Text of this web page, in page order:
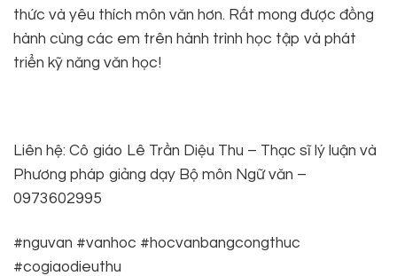
thức và yêu thích môn văn hơn. Rất mong được đồng
hành cùng các em trên hành trình học tập và phát
triển kỹ năng văn học!
Liên hệ: Cô giáo Lê Trần Diệu Thu – Thạc sĩ lý luận và
Phương pháp giảng dạy Bộ môn Ngữ văn –
0973602995
#nguvan #vanhoc #hocvanbangcongthuc
#cogiaodieuthu